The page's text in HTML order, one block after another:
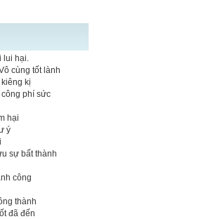
lui hại.
cùng tốt lành
kị
công phí sức
hại
ý
sự bất thành
công
thành
đã đến